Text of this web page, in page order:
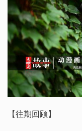
【往期回顾】